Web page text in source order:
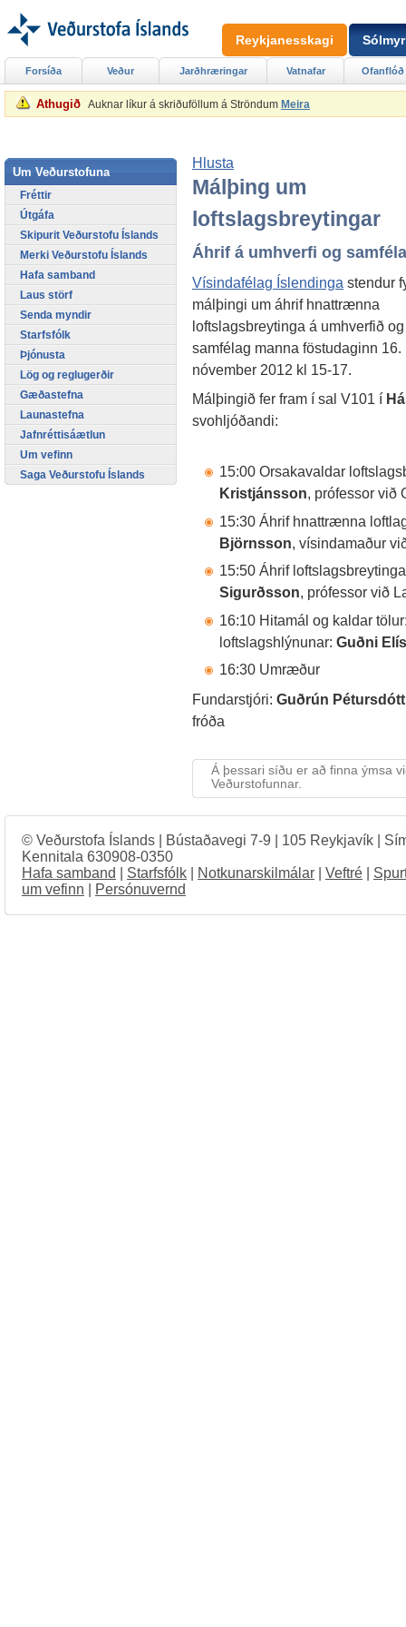
Athugið Auknar líkur á skriðuföllum á Ströndum Meira
Hlusta
Málþing um
loftslagsbreytingar
Áhrif á umhverfi og
Vísindafélag Íslendinga stendur
málþingi um áhrif hnattrænna
loftslagsbreytinga á umhverfið og
samfélag manna föstudaginn 16.
nóvember 2012 kl 15-17.
Málþingið fer fram í sal V101 í
svohljóðandi:
15:00 Orsakavaldar
Kristjánsson, prófessor við
15:30 Áhrif hnattrænna
Björnsson, vísindamaður
15:50 Áhrif
Sigurðsson, prófessor við
16:10 Hitamál og kaldar
loftslagshlýnunar: Guðni
16:30 Umræður
Fundarstjóri: Guðrún
fróða
Á þessari síðu er að finna ýmsa
Veðurstofunnar.
Forsíða Veður Jarðhræringar Vatnafar Ofanflóð
Um Veðurstofuna
Fréttir
Útgáfa
Skipurit Veðurstofu Íslands
Merki Veðurstofu Íslands
Hafa samband
Laus störf
Senda myndir
Starfsfólk
Þjónusta
Lög og reglugerðir
Gæðastefna
Launastefna
Jafnréttisáætlun
Um vefinn
Saga Veðurstofu Íslands
Reykjanesskagi
© Veðurstofa Íslands | Bústaðavegi 7-9 | 105 Reykjavík |
Kennitala 630908-0350
Hafa samband
Starfsfólk Notkunarskilmálar Veftré
um vefinn
Persónuvernd